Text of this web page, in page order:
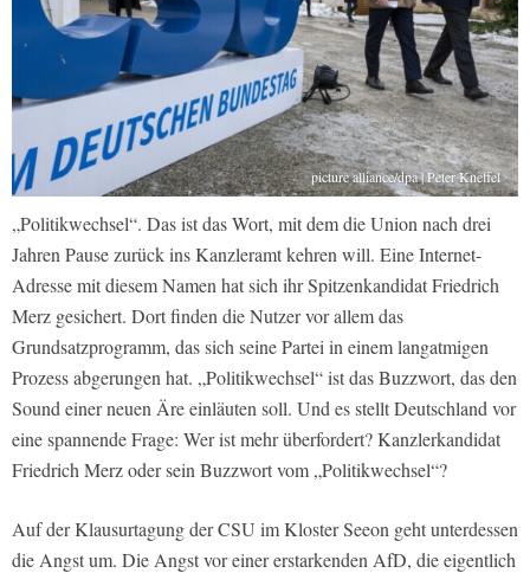
picture alliance/dpa | Peter Kneffel
„Politikwechsel“. Das ist das Wort, mit dem die Union nach drei
Jahren Pause zurück ins Kanzleramt kehren will. Eine Internet-
Adresse mit diesem Namen hat sich ihr Spitzenkandidat Friedrich
Merz gesichert. Dort finden die Nutzer vor allem das
Grundsatzprogramm, das sich seine Partei in einem langatmigen
Prozess abgerungen hat. „Politikwechsel“ ist das Buzzwort, das den
Sound einer neuen Äre einläuten soll. Und es stellt Deutschland vor
eine spannende Frage: Wer ist mehr überfordert? Kanzlerkandidat
Friedrich Merz oder sein Buzzwort vom „Politikwechsel“?
Auf der Klausurtagung der CSU im Kloster Seeon geht unterdessen
die Angst um. Die Angst vor einer erstarkenden AfD, die eigentlich